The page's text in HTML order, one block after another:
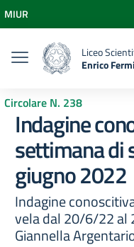
Vai al menu di
Vai al footer
MIUR
Liceo
Enrico Fermi
Circolare N. 238
Indagine
settimana di
giugno 2022
Indagine
vela dal 20/6/22 al
Giannella